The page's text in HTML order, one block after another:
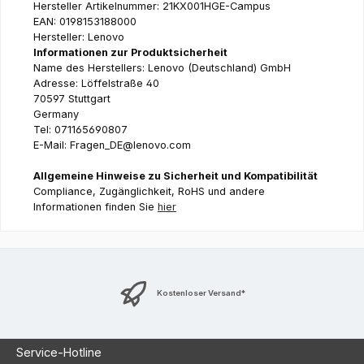
Hersteller Artikelnummer: 21KX001HGE-Campus
EAN: 0198153188000
Hersteller: Lenovo
Informationen zur Produktsicherheit
Name des Herstellers: Lenovo (Deutschland) GmbH
Adresse: Löffelstraße 40
70597 Stuttgart
Germany
Tel: 071165690807
E-Mail: Fragen_DE@lenovo.com
Allgemeine Hinweise zu Sicherheit und Kompatibilität
Compliance, Zugänglichkeit, RoHS und andere
Informationen finden Sie hier
Kostenloser Versand*
Service-Hotline